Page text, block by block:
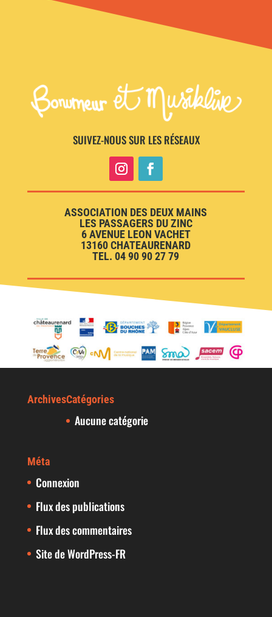
SUIVEZ-NOUS SUR LES RÉSEAUX
ASSOCIATION DES DEUX MAINS
LES PASSAGERS DU ZINC
6 AVENUE LEON VACHET
13160 CHATEAURENARD
TEL. 04 90 90 27 79
ArchivesCatégories
Aucune catégorie
Méta
Connexion
Flux des publications
Flux des commentaires
Site de WordPress-FR